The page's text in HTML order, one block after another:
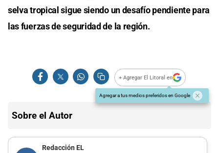
selva tropical sigue siendo un desafío pendiente para
las fuerzas de seguridad de la región.
+ Agregar El Litoral en
Agregar a tus medios preferidos en Google
Sobre el Autor
Redacción EL